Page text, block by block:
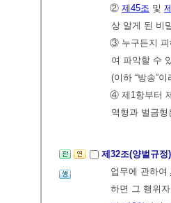
② 제45조 및
상 알게 된 비
③ 누구든지 피
여 파악할 수
(이하 “방송”
④ 제1항부터
역형과 벌금
제32조(양벌규
업무에 관하여
하면 그 행위